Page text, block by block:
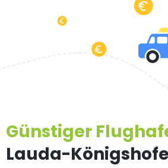
Günstiger
Lauda-